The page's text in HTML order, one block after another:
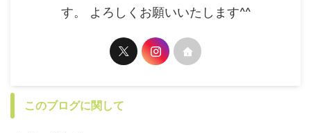
す。 よろしくお願いいたします^^
このブログに関して